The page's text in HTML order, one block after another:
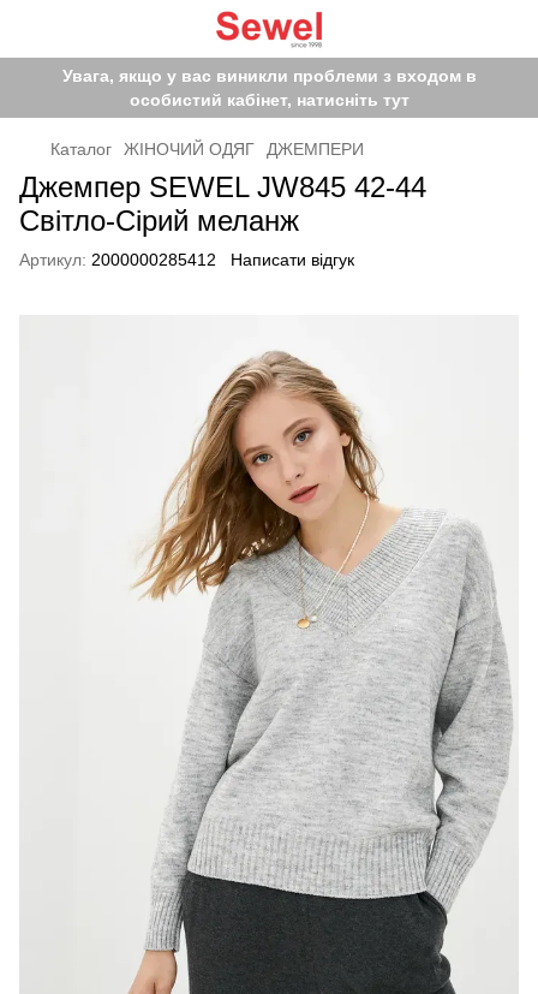
Увага, якщо у вас виникли проблеми з входом в
особистий кабінет, натисніть тут
Каталог ЖІНОЧИЙ ОДЯГ ДЖЕМПЕРИ
Джемпер SEWEL JW845 42-44
Світло-Сірий меланж
Артикул: 2000000285412 Написати відгук